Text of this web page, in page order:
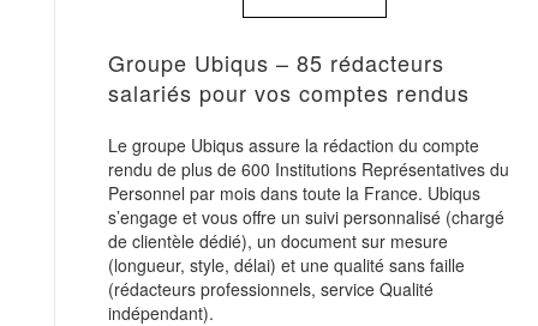
Groupe Ubiqus – 85 rédacteurs
salariés pour vos comptes rendus
Le groupe Ubiqus assure la rédaction du compte
rendu de plus de 600 Institutions Représentatives du
Personnel par mois dans toute la France. Ubiqus
s’engage et vous offre un suivi personnalisé (chargé
de clientèle dédié), un document sur mesure
(longueur, style, délai) et une qualité sans faille
(rédacteurs professionnels, service Qualité
indépendant).